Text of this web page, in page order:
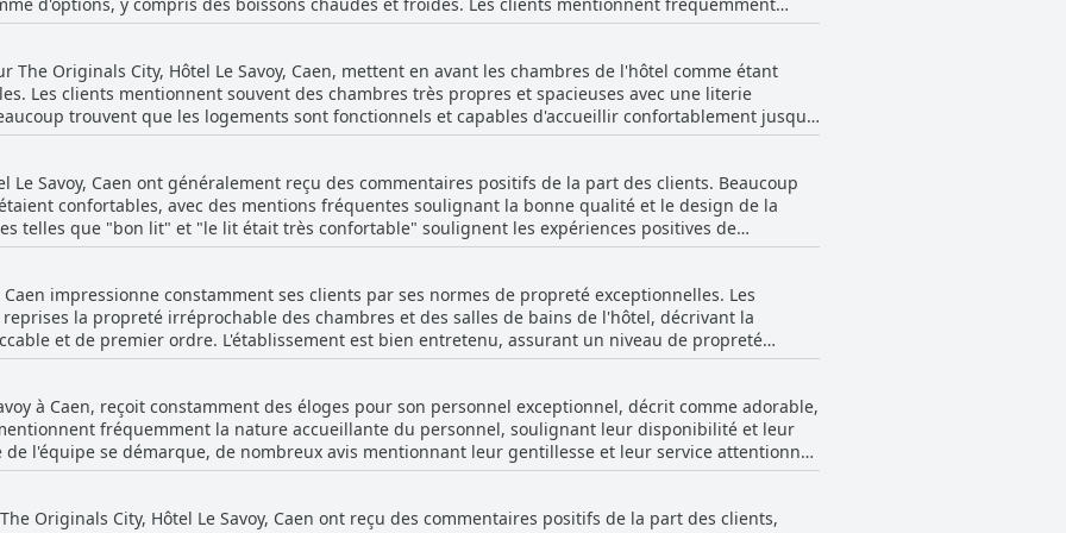
et un parking protégé derrière la maison sont des avantages supplémentaires pour ceux qui
contribuent à un séjour confortable. L'atmosphère conviviale de l'hôtel et son caractère familial
Originals City, Hôtel Le Savoy propose un petit-déjeuner satisfaisant, complétant ainsi un
à la recherche d'un lieu de séjour bien situé, calme et pratique à Caen.
qualité-prix. La cuisine maison ajoute une touche spéciale que beaucoup apprécient. Il y a des
plusieurs critiques mentionnant le service amical et serviable pendant le petit-déjeuner. Bien
plus de graines et qu'un autre ait mentionné une expérience moins impressionnante, le
est savoureux, bien préparé et présente une large variété de choix répondant à différentes
petit-déjeuner de cet hôtel est considéré comme un point fort contribuant à un séjour agréable.
The Originals City, Hôtel Le Savoy, Caen, mettent en avant les chambres de l'hôtel comme étant
Les clients mentionnent souvent des chambres très propres et spacieuses avec une literie
trouvent que les logements sont fonctionnels et capables d'accueillir confortablement jusqu'à
remarques concernent la taille des chambres, surtout pour les groupes plus importants ou
décrivant certaines chambres comme basiques et petites, voire exiguës. Dans l'ensemble, bien
varier, la propreté et le confort sont constamment salués.
Le Savoy, Caen ont généralement reçu des commentaires positifs de la part des clients. Beaucoup
confortables, avec des mentions fréquentes soulignant la bonne qualité et le design de la
telles que "bon lit" et "le lit était très confortable" soulignent les expériences positives de
a eu quelques critiques mitigées, une minorité trouvant la literie inconfortable ou critiquant des
Dans l'ensemble, la plupart des clients semblaient satisfaits du confort et de la propreté des lits
Caen impressionne constamment ses clients par ses normes de propreté exceptionnelles. Les
la propreté irréprochable des chambres et des salles de bains de l'hôtel, décrivant la
et de premier ordre. L'établissement est bien entretenu, assurant un niveau de propreté
visiteurs apprécient à la fois l'état impeccable des chambres et l'atmosphère calme de l'hôtel. Le
encore l'expérience agréable dans cet hôtel exceptionnellement propre. Bien que certains
pourraient être un peu petites, les éloges constants pour la propreté ressortent de ces critiques,
est un élément distinctif de l'Hôtel Le Savoy.
à Caen, reçoit constamment des éloges pour son personnel exceptionnel, décrit comme adorable,
fréquemment la nature accueillante du personnel, soulignant leur disponibilité et leur
l'équipe se démarque, de nombreux avis mentionnant leur gentillesse et leur service attentionné.
mis en avant comme étant particulièrement agréable et serviable, reflétant le service de
les membres de l'équipe. L'atmosphère chaleureuse et amicale créée par le personnel contribue de
au plaisir du séjour. L'équipe de la réception reçoit des éloges spécifiques pour son assistance,
Originals City, Hôtel Le Savoy, Caen ont reçu des commentaires positifs de la part des clients,